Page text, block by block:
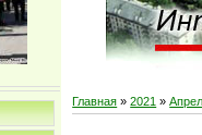
Главная »2021 »